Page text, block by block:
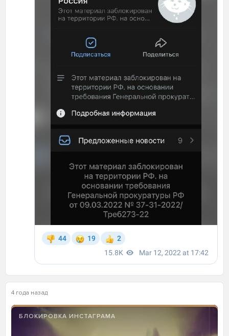
4 года назад
БЛОКИРОВКА ИНСТАГРАМА